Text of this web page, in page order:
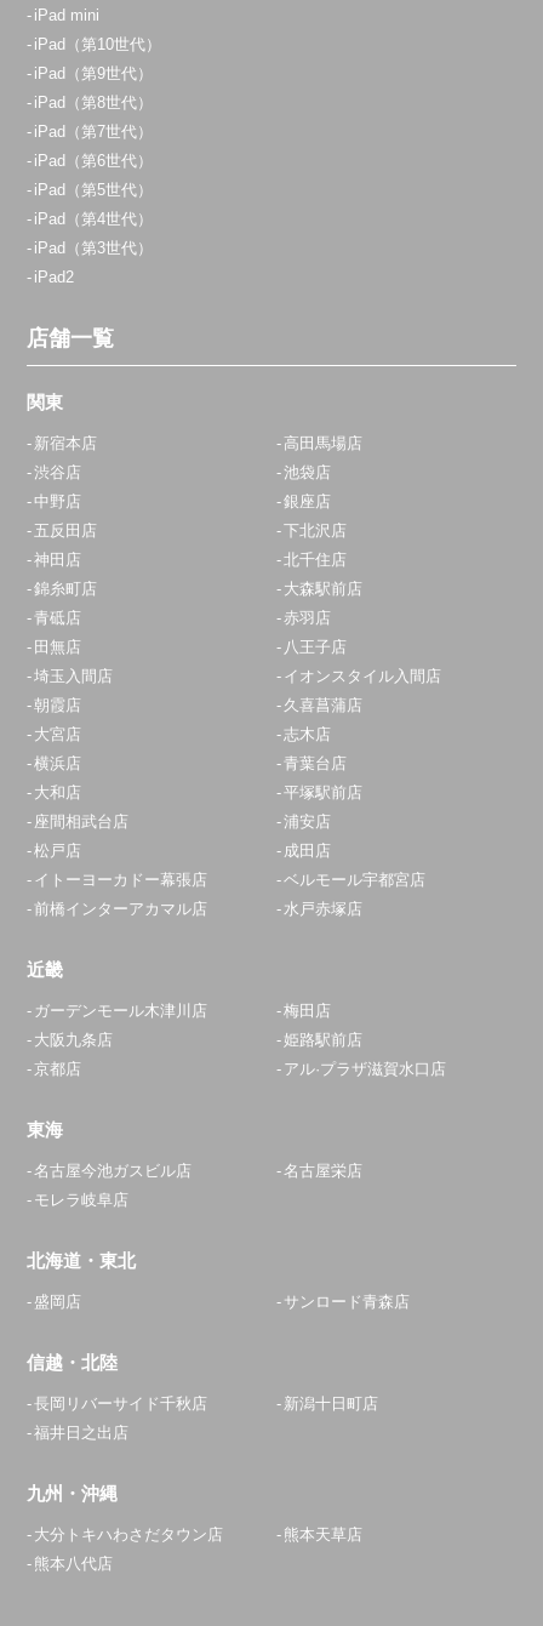
iPad mini
iPad（第10世代）
iPad（第9世代）
iPad（第8世代）
iPad（第7世代）
iPad（第6世代）
iPad（第5世代）
iPad（第4世代）
iPad（第3世代）
iPad2
店舗一覧
関東
新宿本店
高田馬場店
渋谷店
池袋店
中野店
銀座店
五反田店
下北沢店
神田店
北千住店
錦糸町店
大森駅前店
青砥店
赤羽店
田無店
八王子店
埼玉入間店
イオンスタイル入間店
朝霞店
久喜菖蒲店
大宮店
志木店
横浜店
青葉台店
大和店
平塚駅前店
座間相武台店
浦安店
松戸店
成田店
イトーヨーカドー幕張店
ベルモール宇都宮店
前橋インターアカマル店
水戸赤塚店
近畿
ガーデンモール木津川店
梅田店
大阪九条店
姫路駅前店
京都店
アル·プラザ滋賀水口店
東海
名古屋今池ガスビル店
名古屋栄店
モレラ岐阜店
北海道・東北
盛岡店 サンロード青森店
信越・北陸
長岡リバーサイド千秋店
新潟十日町店
福井日之出店
九州・沖縄
大分トキハわさだタウン店
熊本天草店
熊本八代店